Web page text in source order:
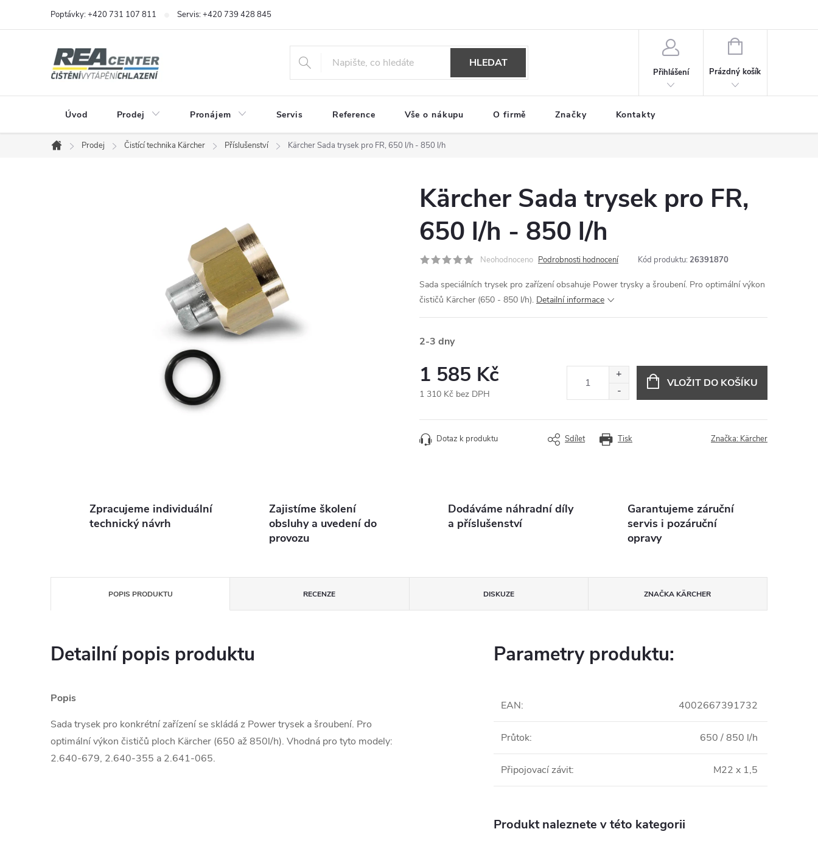
Poptávky: +420 731 107 811 Servis: +420 739 428 845
HLEDAT
Přihlášení
NÁKUPNÍ
Prázdný košík
Úvod Prodej Pronájem Servis Reference Vše o nákupu O firmě Značky Kontakty
Domů
Prodej Čistící technika Kärcher Příslušenství Kärcher Sada trysek pro FR, 650 l/h - 850 l/h
Kärcher Sada trysek pro FR,
650 l/h - 850 l/h
Neohodnoceno Podrobnosti hodnocení Kód produktu: 26391870
Sada speciálních trysek pro zařízení obsahuje Power trysky a šroubení. Pro optimální výkon
čističů Kärcher (650 - 850 l/h). Detailní informace
2-3 dny
1 585 Kč
1 310 Kč bez DPH
cena:
VLOŽIT DO KOŠÍKU
Tisk
Dotaz k produktu Sdílet Značka: Kärcher
Zpracujeme individuální
technický návrh
Zajistíme školení
obsluhy a uvedení do
provozu
Dodáváme náhradní díly
a příslušenství
Garantujeme záruční
servis i pozáruční
opravy
POPIS PRODUKTU RECENZE DISKUZE ZNAČKA KÄRCHER
Detailní popis produktu
Popis
Sada trysek pro konkrétní zařízení se skládá z Power trysek a šroubení. Pro
optimální výkon čističů ploch Kärcher (650 až 850l/h). Vhodná pro tyto modely:
2.640-679, 2.640-355 a 2.641-065.
Parametry produktu:
EAN: 4002667391732
Průtok: 650 / 850 l/h
Připojovací závit: M22 x 1,5
Produkt naleznete v této kategorii